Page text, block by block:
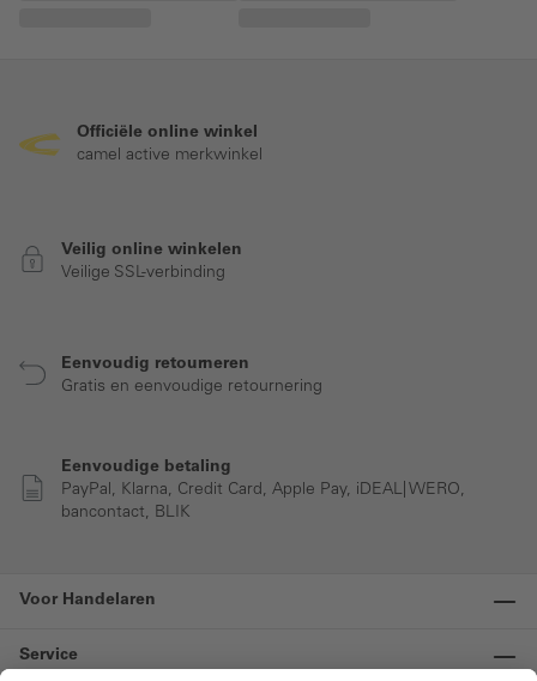
Officiële online winkel
camel active merkwinkel
Veilig online winkelen
Veilige SSL-verbinding
Eenvoudig retourneren
Gratis en eenvoudige retournering
Eenvoudige betaling
PayPal, Klarna, Credit Card, Apple Pay, iDEAL| WERO,
bancontact, BLIK
Voor Handelaren
Service